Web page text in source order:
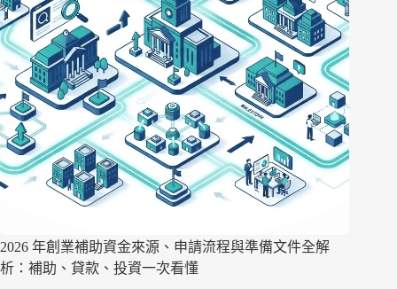
2026 年創業補助資金來源、申請流程與準備文件全解
析：補助、貸款、投資一次看懂